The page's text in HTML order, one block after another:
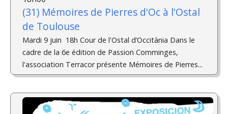
(31) Mémoires de Pierres d'Oc à l'Ostal
de Toulouse
Mardi 9 juin 18h Cour de l'Ostal d’Occitània Dans le
cadre de la 6e édition de Passion Comminges,
l'association Terracor présente Mémoires de Pierres...